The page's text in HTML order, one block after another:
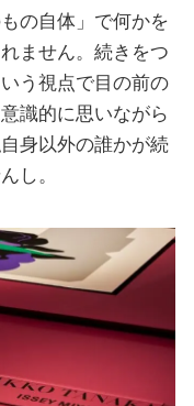
の自体」で何かを
ません。続きをつ
う視点で目の前の
識的に思いながら
身以外の誰かが続
し。